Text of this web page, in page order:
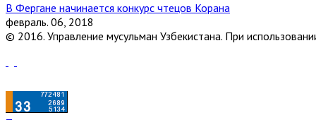
В Фергане начинается конкурс чтецов Корана
февраль. 06, 2018
© 2016. Управление мусульман Узбекистана. При